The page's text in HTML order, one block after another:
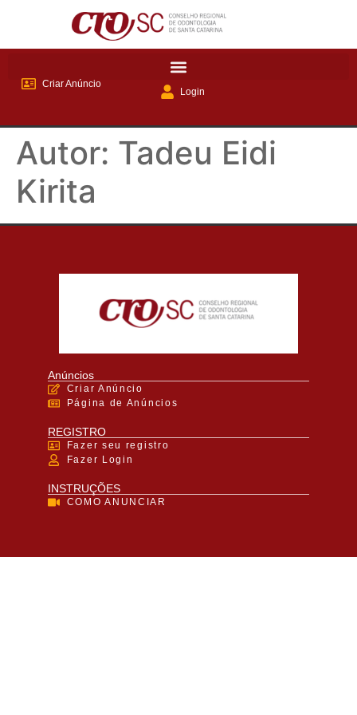
Criar Anúncio
Login
Autor: Tadeu Eidi
Kirita
Anúncios
Criar Anúncio
Página de Anúncios
REGISTRO
Fazer seu registro
Fazer Login
INSTRUÇÕES
COMO ANUNCIAR